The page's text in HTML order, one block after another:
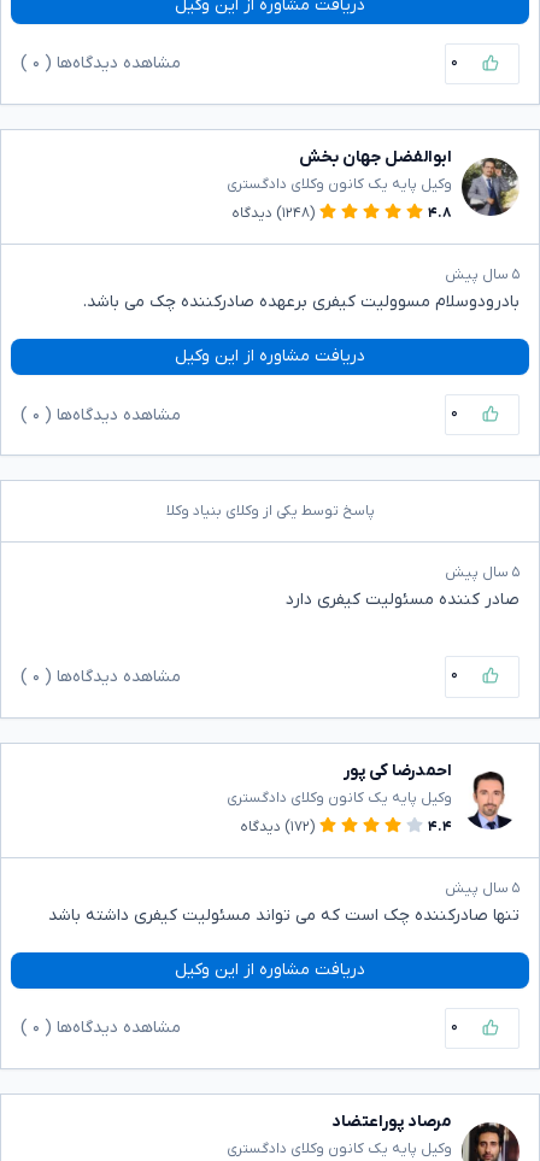
دریافت مشاوره از این وکیل
۰ مشاهده دیدگاه‌ها ( ۰
ابوالفضل جهان بخش
وکیل پایه یک کانون وکلای دادگستری
۴.۸
(۱۲۴۸) دیدگاه
۵ سال پیش
بادرودوسلام مسوولیت کیفری برعهده صادرکننده چک می باشد.
دریافت مشاوره از این وکیل
۰ مشاهده دیدگاه‌ها ( ۰
پاسخ توسط یکی از وکلای بنیاد وکلا
۵ سال پیش
صادر کننده مسئولیت کیفری دارد
۰ مشاهده دیدگاه‌ها ( ۰
احمدرضا کی پور
وکیل پایه یک کانون وکلای دادگستری
۴.۴
(۱۷۲) دیدگاه
۵ سال پیش
تنها صادرکننده چک است که می تواند مسئولیت کیفری داشته باشد
دریافت مشاوره از این وکیل
۰ مشاهده دیدگاه‌ها ( ۰
مرصاد پوراعتضاد
وکیل پایه یک کانون وکلای دادگستری